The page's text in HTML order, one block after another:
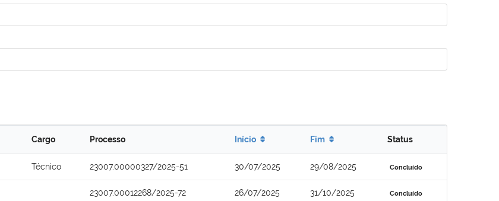
Cargo Processo Início Fim Status
Técnico 23007.00000327/2025-51 30/07/2025 29/08/2025 Concluído
23007.00012268/2025-72 26/07/2025 31/10/2025 Concluído